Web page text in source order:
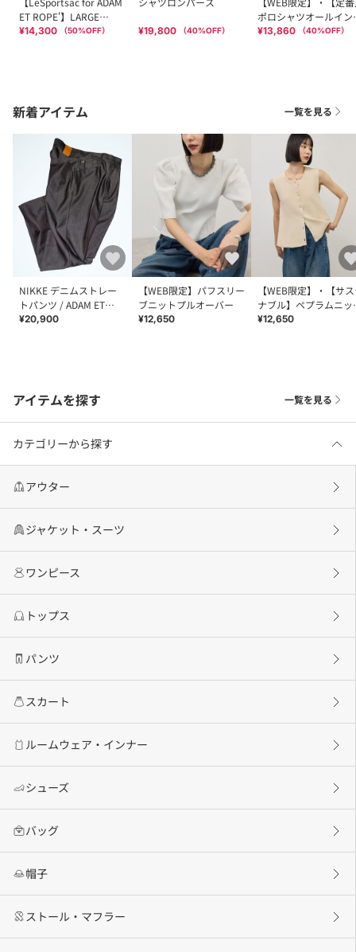
ET ROPE'】LARGE
SPORTSAC LT (SHINE)
¥14,300 （50%OFF） ¥19,800 （40%OFF）
ポロシャツオールイン
ン
¥13,860 （40%OFF）
新着アイテム 一覧を見る
NIKKE デニムストレー
トパンツ / ADAM ET
ROPE' JEANS
¥20,900
【WEB限定】パフスリー
ブニットプルオーバー
¥12,650
【WEB限定】・【サ
ナブル】ペプラムニッ
ジレ
¥12,650
アイテムを探す 一覧を見る
カテゴリーから探す
アウター
ジャケット・スーツ
ワンピース
トップス
パンツ
スカート
ルームウェア・インナー
シューズ
バッグ
帽子
ストール・マフラー